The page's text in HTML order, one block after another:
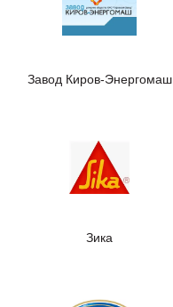
Завод Киров-Энергомаш
Зика